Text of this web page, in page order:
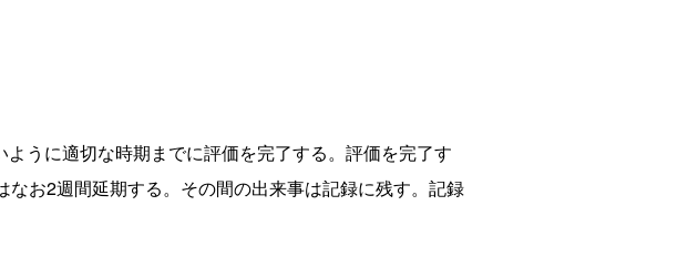
うに適切な時期までに評価を完了する。評価を完了す
お2週間延期する。その間の出来事は記録に残す。記録